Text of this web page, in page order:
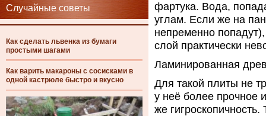
Случайные советы
Как сделать львенка из бумаги
простыми шагами
Как варить макароны с сосисками в
одной кастрюле быстро и вкусно
фартука. Вода,
углам. Если же на
непременно
слой практически
Ламинированная
Для такой плиты не
у неё более прочное
же